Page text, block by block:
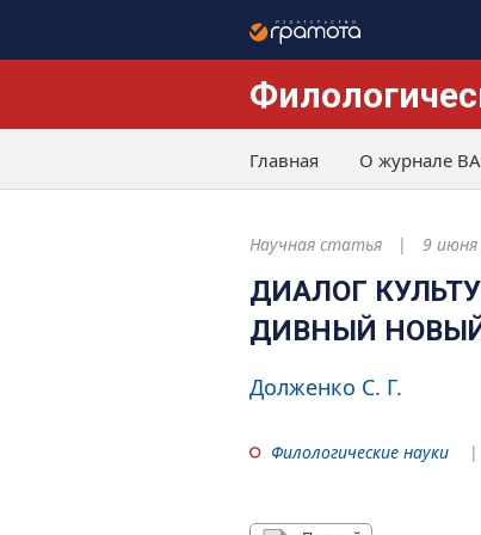
Главная О журнале
Научная статья 9 июня
ДИАЛОГ
ДИВНЫЙ
Долженко С. Г.
Филологические науки